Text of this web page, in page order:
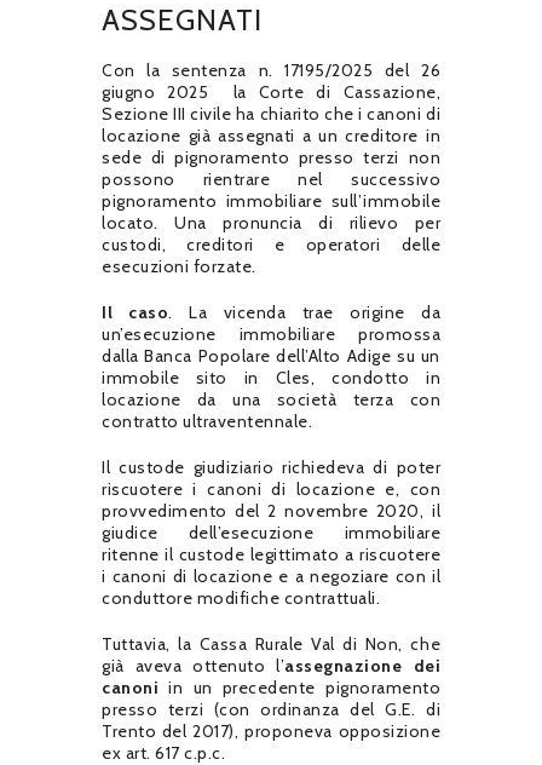
ASSEGNATI
Con la sentenza n. 17195/2025 del 26
giugno 2025 la Corte di Cassazione,
Sezione III civile ha chiarito che i canoni di
locazione già assegnati a un creditore in
sede di pignoramento presso terzi non
possono rientrare nel successivo
pignoramento immobiliare sull’immobile
locato. Una pronuncia di rilievo per
custodi, creditori e operatori delle
esecuzioni forzate.
Il caso. La vicenda trae origine da
un’esecuzione immobiliare promossa
dalla Banca Popolare dell’Alto Adige su un
immobile sito in Cles, condotto in
locazione da una società terza con
contratto ultraventennale.
Il custode giudiziario richiedeva di poter
riscuotere i canoni di locazione e, con
provvedimento del 2 novembre 2020, il
giudice dell’esecuzione immobiliare
ritenne il custode legittimato a riscuotere
i canoni di locazione e a negoziare con il
conduttore modifiche contrattuali.
Tuttavia, la Cassa Rurale Val di Non, che
già aveva ottenuto l’assegnazione dei
canoni in un precedente pignoramento
presso terzi (con ordinanza del G.E. di
Trento del 2017), proponeva opposizione
ex art. 617 c.p.c.